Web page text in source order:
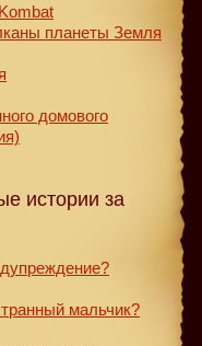
планеты Земля
домового
истории за
мальчик?